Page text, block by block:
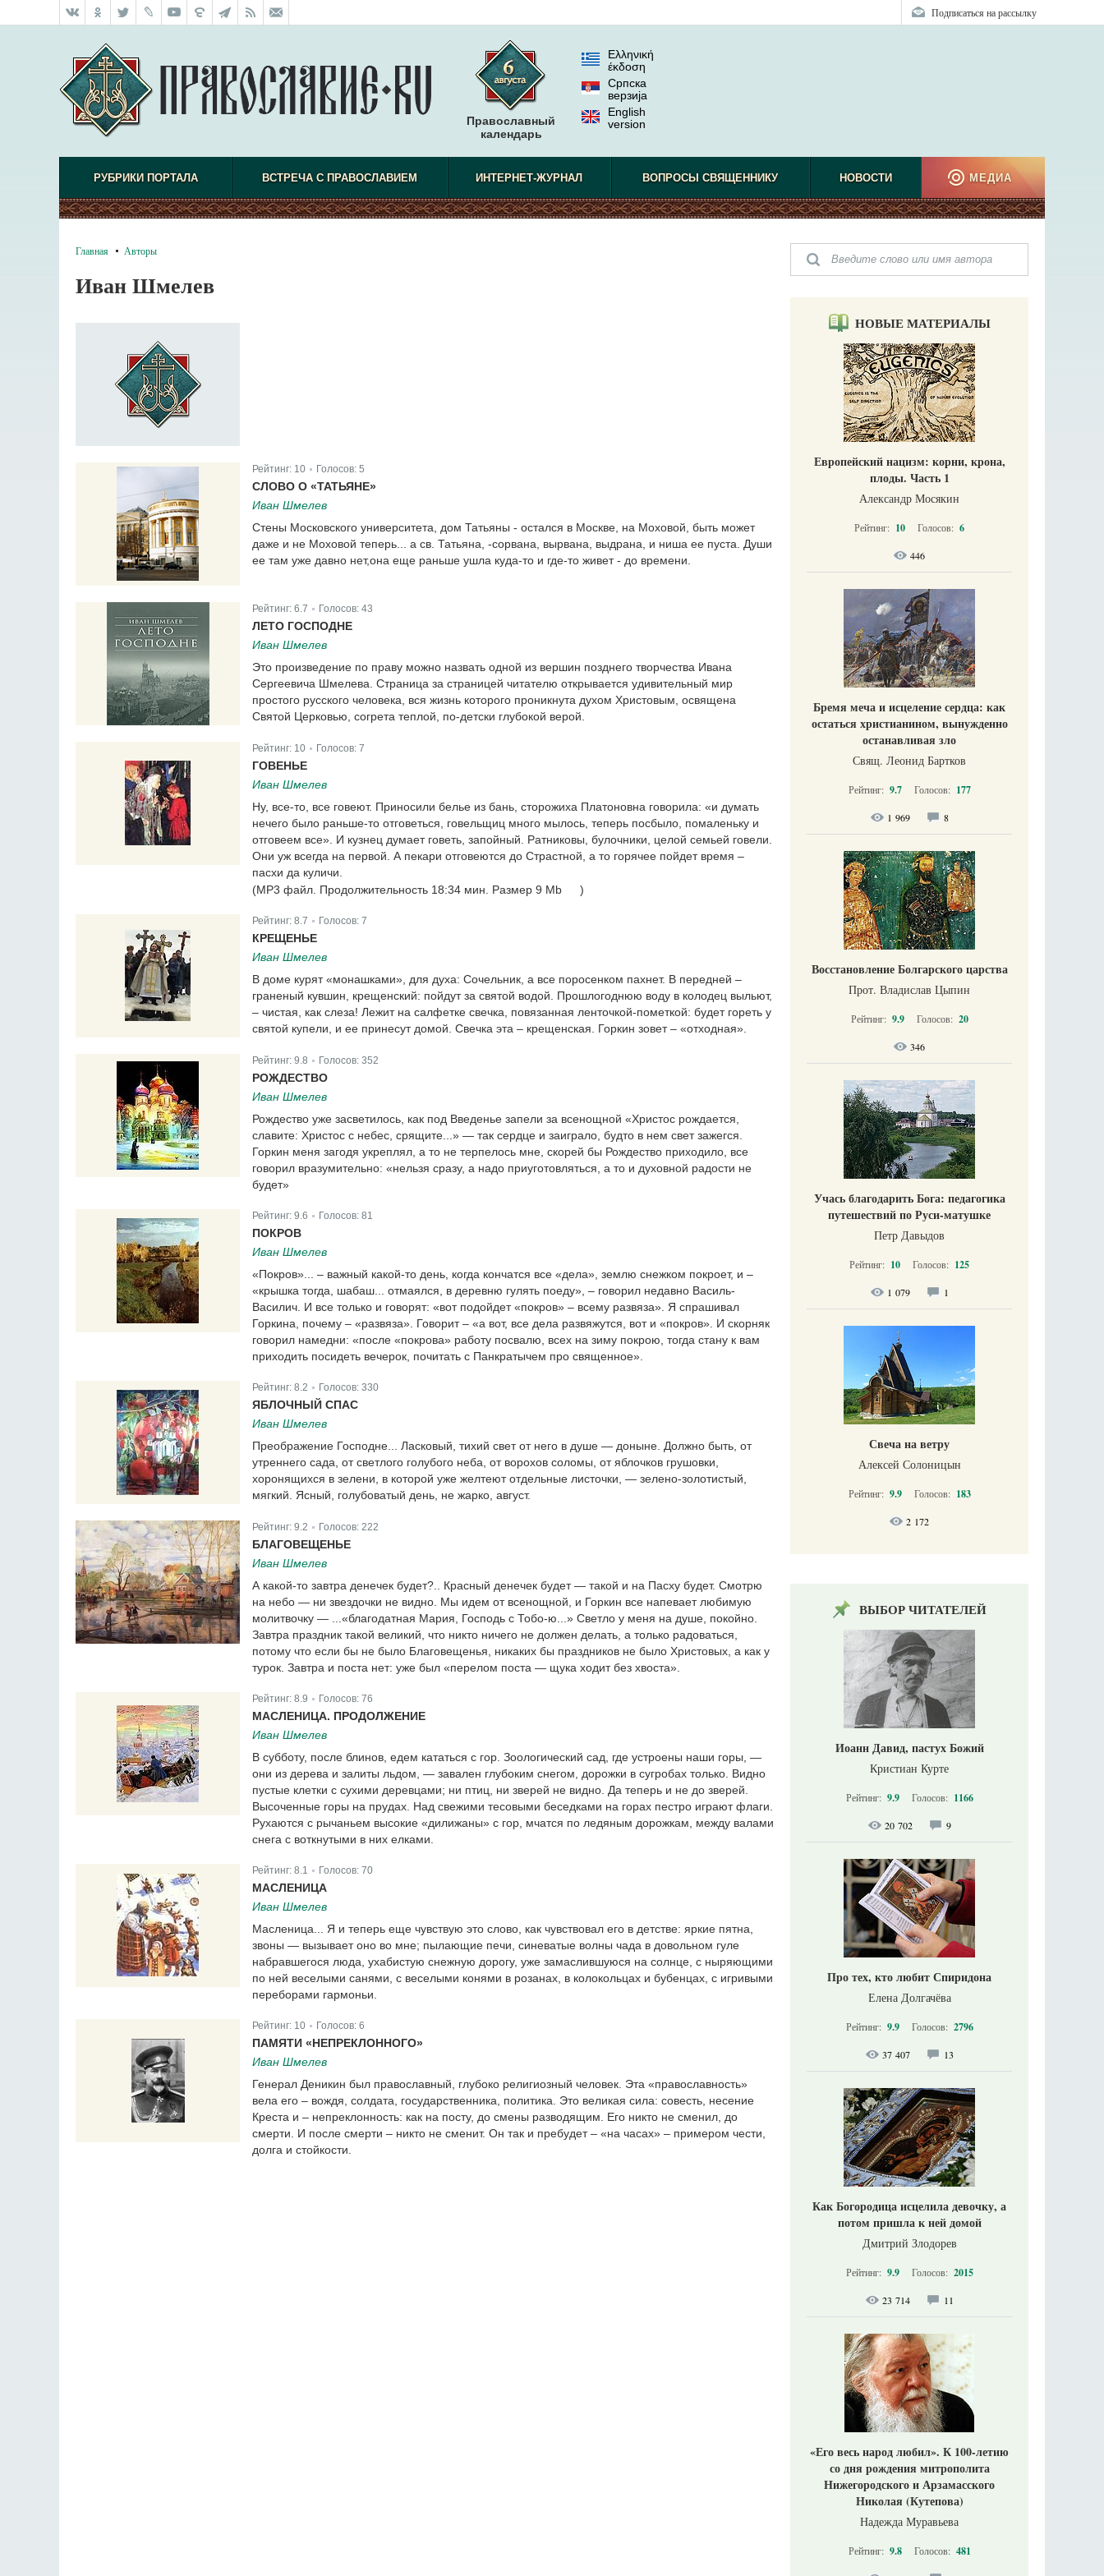
Подписаться на рассылку
Православный
календарь
Ελληνική
έκδοση
Српска
верзиjа
English
version
РУБРИКИ ПОРТАЛА ВСТРЕЧА С ПРАВОСЛАВИЕМ ИНТЕРНЕТ-ЖУРНАЛ ВОПРОСЫ СВЯЩЕННИКУ НОВОСТИ МЕДИА
Главная Авторы
Иван Шмелев
Рейтинг: 10 Голосов: 5
СЛОВО О «ТАТЬЯНЕ»
Иван Шмелев
Стены Московского университета, дом Татьяны - остался в Москве, на Моховой, быть может
даже и не Моховой теперь... а св. Татьяна, -сорвана, вырвана, выдрана, и ниша ее пуста. Души
ее там уже давно нет,она еще раньше ушла куда-то и где-то живет - до времени.
Рейтинг: 6.7 Голосов: 43
ЛЕТО ГОСПОДНЕ
Иван Шмелев
Это произведение по праву можно назвать одной из вершин позднего творчества Ивана
Сергеевича Шмелева. Страница за страницей читателю открывается удивительный мир
простого русского человека, вся жизнь которого проникнута духом Христовым, освящена
Святой Церковью, согрета теплой, по-детски глубокой верой.
Рейтинг: 10 Голосов: 7
ГОВЕНЬЕ
Иван Шмелев
Ну, все-то, все говеют. Приносили белье из бань, сторожиха Платоновна говорила: «и думать
нечего было раньше-то отговеться, говельщиц много мылось, теперь посбыло, помаленьку и
отговеем все». И кузнец думает говеть, запойный. Ратниковы, булочники, целой семьей говели.
Они уж всегда на первой. А пекари отговеются до Страстной, а то горячее пойдет время –
пасхи да куличи.
(MP3 файл. Продолжительность 18:34 мин. Размер 9 Mb
)
Рейтинг: 8.7 Голосов: 7
КРЕЩЕНЬЕ
Иван Шмелев
В доме курят «монашками», для духа: Сочельник, а все поросенком пахнет. В передней –
граненый кувшин, крещенский: пойдут за святой водой. Прошлогоднюю воду в колодец выльют,
– чистая, как слеза! Лежит на салфетке свечка, повязанная ленточкой-пометкой: будет гореть у
святой купели, и ее принесут домой. Свечка эта – крещенская. Горкин зовет – «отходная».
Рейтинг: 9.8 Голосов: 352
РОЖДЕСТВО
Иван Шмелев
Рождество уже засветилось, как под Введенье запели за всенощной «Христос рождается,
славите: Христос с небес, срящите...» — так сердце и заиграло, будто в нем свет зажегся.
Горкин меня загодя укреплял, а то не терпелось мне, скорей бы Рождество приходило, все
говорил вразумительно: «нельзя сразу, а надо приуготовляться, а то и духовной радости не
будет»
Рейтинг: 9.6 Голосов: 81
ПОКРОВ
Иван Шмелев
«Покров»... – важный какой-то день, когда кончатся все «дела», землю снежком покроет, и –
«крышка тогда, шабаш... отмаялся, в деревню гулять поеду», – говорил недавно Василь-
Василич. И все только и говорят: «вот подойдет «покров» – всему развяза». Я спрашивал
Горкина, почему – «развяза». Говорит – «а вот, все дела развяжутся, вот и «покров». И скорняк
говорил намедни: «после «покрова» работу посвалю, всех на зиму покрою, тогда стану к вам
приходить посидеть вечерок, почитать с Панкратычем про священное».
Рейтинг: 8.2 Голосов: 330
ЯБЛОЧНЫЙ СПАС
Иван Шмелев
Преображение Господне... Ласковый, тихий свет от него в душе — доныне. Должно быть, от
утреннего сада, от светлого голубого неба, от ворохов соломы, от яблочков грушовки,
хоронящихся в зелени, в которой уже желтеют отдельные листочки, — зелено-золотистый,
мягкий. Ясный, голубоватый день, не жарко, август.
Рейтинг: 9.2 Голосов: 222
БЛАГОВЕЩЕНЬЕ
Иван Шмелев
А какой-то завтра денечек будет?.. Красный денечек будет — такой и на Пасху будет. Смотрю
на небо — ни звездочки не видно. Мы идем от всенощной, и Горкин все напевает любимую
молитвочку — ...«благодатная Мария, Господь с Тобо-ю...» Светло у меня на душе, покойно.
Завтра праздник такой великий, что никто ничего не должен делать, а только радоваться,
потому что если бы не было Благовещенья, никаких бы праздников не было Христовых, а как у
турок. Завтра и поста нет: уже был «перелом поста — щука ходит без хвоста».
Рейтинг: 8.9 Голосов: 76
МАСЛЕНИЦА. ПРОДОЛЖЕНИЕ
Иван Шмелев
В субботу, после блинов, едем кататься с гор. Зоологический сад, где устроены наши горы, —
они из дерева и залиты льдом, — завален глубоким снегом, дорожки в сугробах только. Видно
пустые клетки с сухими деревцами; ни птиц, ни зверей не видно. Да теперь и не до зверей.
Высоченные горы на прудах. Над свежими тесовыми беседками на горах пестро играют флаги.
Рухаются с рычаньем высокие «дилижаны» с гор, мчатся по ледяным дорожкам, между валами
снега с воткнутыми в них елками.
Рейтинг: 8.1 Голосов: 70
МАСЛЕНИЦА
Иван Шмелев
Масленица... Я и теперь еще чувствую это слово, как чувствовал его в детстве: яркие пятна,
звоны — вызывает оно во мне; пылающие печи, синеватые волны чада в довольном гуле
набравшегося люда, ухабистую снежную дорогу, уже замаслившуюся на солнце, с ныряющими
по ней веселыми санями, с веселыми конями в розанах, в колокольцах и бубенцах, с игривыми
переборами гармоньи.
Рейтинг: 10 Голосов: 6
ПАМЯТИ «НЕПРЕКЛОННОГО»
Иван Шмелев
Генерал Деникин был православный, глубоко религиозный человек. Эта «православность»
вела его – вождя, солдата, государственника, политика. Это великая сила: совесть, несение
Креста и – непреклонность: как на посту, до смены разводящим. Его никто не сменил, до
смерти. И после смерти – никто не сменит. Он так и пребудет – «на часах» – примером чести,
долга и стойкости.
НОВЫЕ МАТЕРИАЛЫ
Европейский нацизм: корни, крона,
плоды. Часть 1
Александр Мосякин
Рейтинг: 10 Голосов: 6
446
Бремя меча и исцеление сердца: как
остаться христианином, вынужденно
останавливая зло
Свящ. Леонид Бартков
Рейтинг: 9.7 Голосов: 177
1 969 8
Восстановление Болгарского царства
Прот. Владислав Цыпин
Рейтинг: 9.9 Голосов: 20
346
Учась благодарить Бога: педагогика
путешествий по Руси-матушке
Петр Давыдов
Рейтинг: 10 Голосов: 125
1 079 1
Свеча на ветру
Алексей Солоницын
Рейтинг: 9.9 Голосов: 183
2 172
ВЫБОР ЧИТАТЕЛЕЙ
Иоанн Давид, пастух Божий
Кристиан Курте
Рейтинг: 9.9 Голосов: 1166
20 702 9
Про тех, кто любит Спиридона
Елена Долгачёва
Рейтинг: 9.9 Голосов: 2796
37 407 13
Как Богородица исцелила девочку, а
потом пришла к ней домой
Дмитрий Злодорев
Рейтинг: 9.9 Голосов: 2015
23 714 11
«Его весь народ любил». К 100-летию
со дня рождения митрополита
Нижегородского и Арзамасского
Николая (Кутепова)
Надежда Муравьева
Рейтинг: 9.8 Голосов: 481